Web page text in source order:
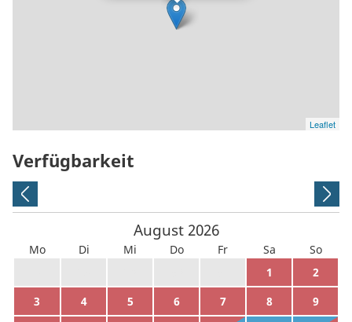
Leaflet
Verfügbarkeit
August 2026
Mo Di Mi Do Fr Sa
So
1
2
3
4 5 6 7 8
9